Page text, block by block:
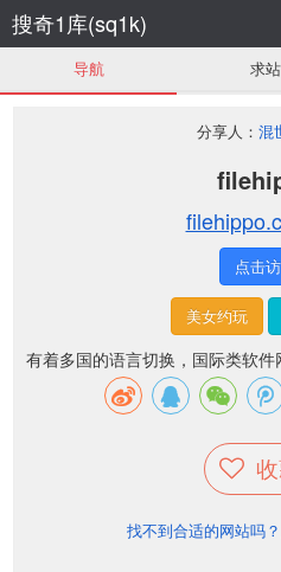
搜奇1库(sq1k)
导航 求站
分享人： 混
点击
美女约玩
有着多国的语言切换，国际类软件
找不到合适的网站吗